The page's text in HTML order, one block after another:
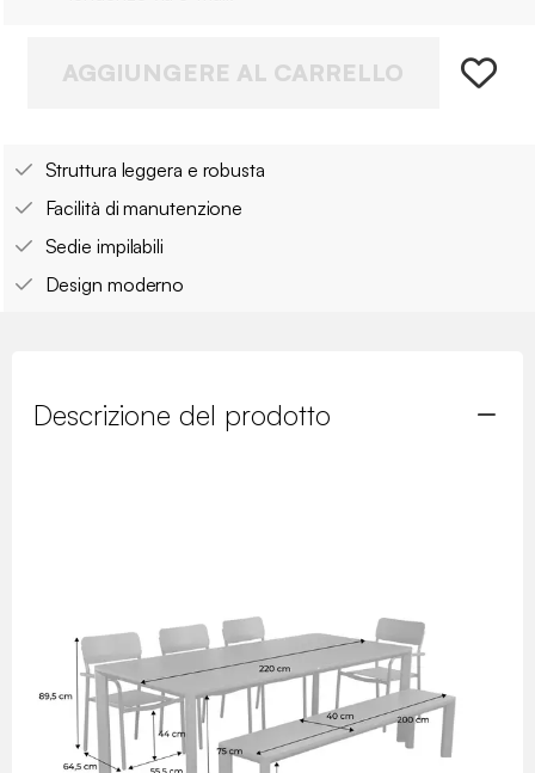
AGGIUNGERE AL CARRELLO
Struttura leggera e robusta
Facilità di manutenzione
Sedie impilabili
Design moderno
Descrizione del prodotto